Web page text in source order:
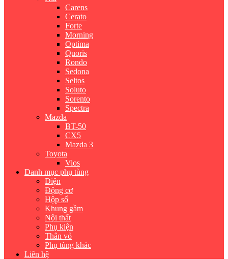
Carens
Cerato
Forte
Morning
Optima
Quoris
Rondo
Sedona
Seltos
Soluto
Sorento
Spectra
Mazda
BT-50
CX5
Mazda 3
Toyota
Vios
Danh mục phụ tùng
Điện
Động cơ
Hộp số
Khung gầm
Nội thất
Phụ kiện
Thân vỏ
Phụ tùng khác
Liên hệ